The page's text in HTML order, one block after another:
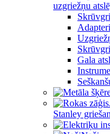
uzgriežņu
Gala
Stanley